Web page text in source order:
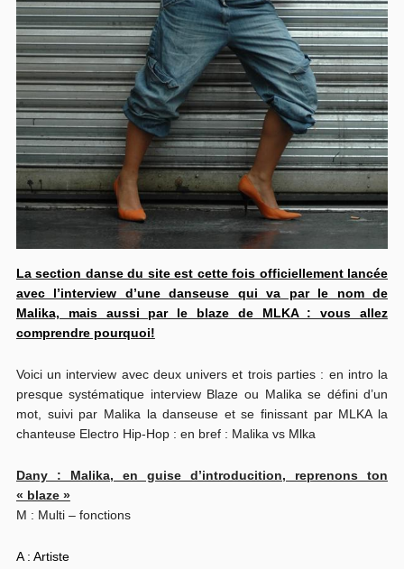
La section danse du site est cette fois officiellement lancée
avec l’interview d’une danseuse qui va par le nom de
Malika, mais aussi par le blaze de MLKA : vous allez
comprendre pourquoi!
Voici un interview avec deux univers et trois parties : en intro la
presque systématique interview Blaze ou Malika se défini d’un
mot, suivi par Malika la danseuse et se finissant par MLKA la
chanteuse Electro Hip-Hop : en bref : Malika vs Mlka
Dany : Malika, en guise d’introducition, reprenons ton
« blaze »
M : Multi – fonctions
A : Artiste